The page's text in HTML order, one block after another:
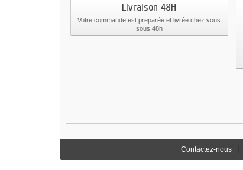
Livraison 48H
Votre commande est preparée et livrée chez vous
sous 48h
Contactez-nous